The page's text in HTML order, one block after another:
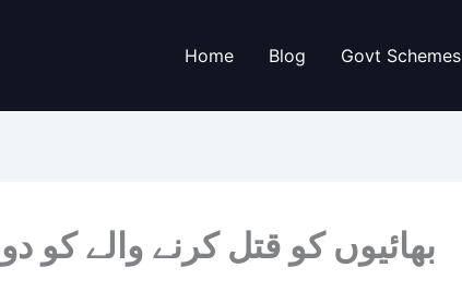
Home Blog Govt Schemes
2 بھائیوں کو قتل کرنے والے کو